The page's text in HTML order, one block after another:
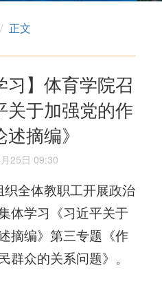
正文
习】体育学院召
关于加强党的作
摘编》
25日 09:30
织全体教职工开展政治
体学习《习近平关于
摘编》第三专题《作
群众的关系问题》。